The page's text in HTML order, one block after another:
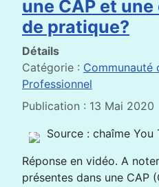
une CAP et
de pratique?
Détails
Catégorie : Communauté
Professionnel
Publication : 13 Mai 2020
Source : chaîme You
Réponse en vidéo. A
présentes dans une CAP